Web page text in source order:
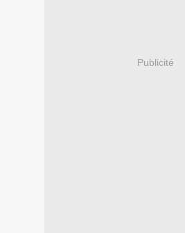
Publicité